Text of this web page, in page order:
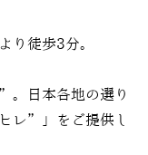
り徒歩3分。
。日本各地の選り
レ”」をご提供し